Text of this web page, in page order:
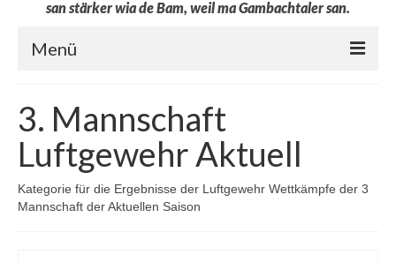
san stärker wia de Bam, weil ma Gambachtaler san.
Menü
Vorstandschaft
Unsere Erfolge
Vereinschronik
3. Mannschaft
Luftgewehr Aktuell
Kategorie für die Ergebnisse der Luftgewehr Wettkämpfe der 3
Mannschaft der Aktuellen Saison